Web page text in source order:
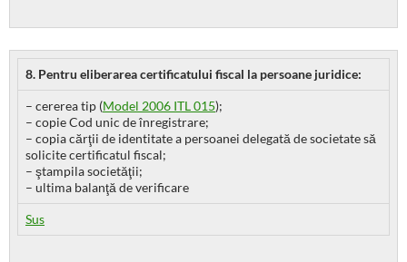
8. Pentru eliberarea certificatului fiscal la persoane juridice:
– cererea tip (Model 2006 ITL 015);
– copie Cod unic de înregistrare;
– copia cărţii de identitate a persoanei delegată de societate să
solicite certificatul fiscal;
– ştampila societăţii;
– ultima balanţă de verificare
Sus